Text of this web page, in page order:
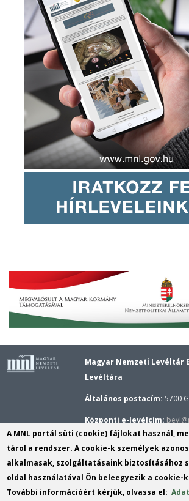
Magyar Nemzeti Levéltár
Levéltára
Általános postacím: 5700
Központi e-levélcím:
Gyulai épület központi
(+36–20) 289–8909
Békési Fiók telefonszáma:
A MNL portál süti (cookie) fájlokat használ,
tárol a rendszer. A cookie-k személyek
alkalmasak, szolgáltatásaink biztosításához
oldal használatával Ön beleegyezik a cookie-
További információért kérjük, olvassa el: